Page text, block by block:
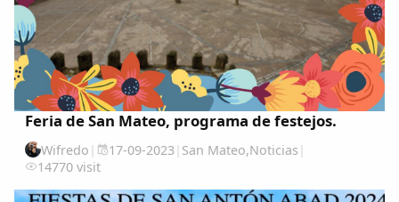
Feria de San Mateo, programa de festejos.
Wifredo | 17-09-2023| San Mateo,Noticias |
14770 visit